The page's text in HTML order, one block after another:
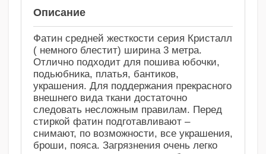
Описание
Фатин средней жесткости серия Кристалл
( немного блестит) ширина 3 метра.
Отлично подходит для пошива юбочки,
подьюбника, платья, бантиков,
украшения. Для поддержания прекрасного
внешнего вида ткани достаточно
следовать несложным правилам. Перед
стиркой фатин подготавливают –
снимают, по возможности, все украшения,
броши, пояса. Загрязнения очень легко